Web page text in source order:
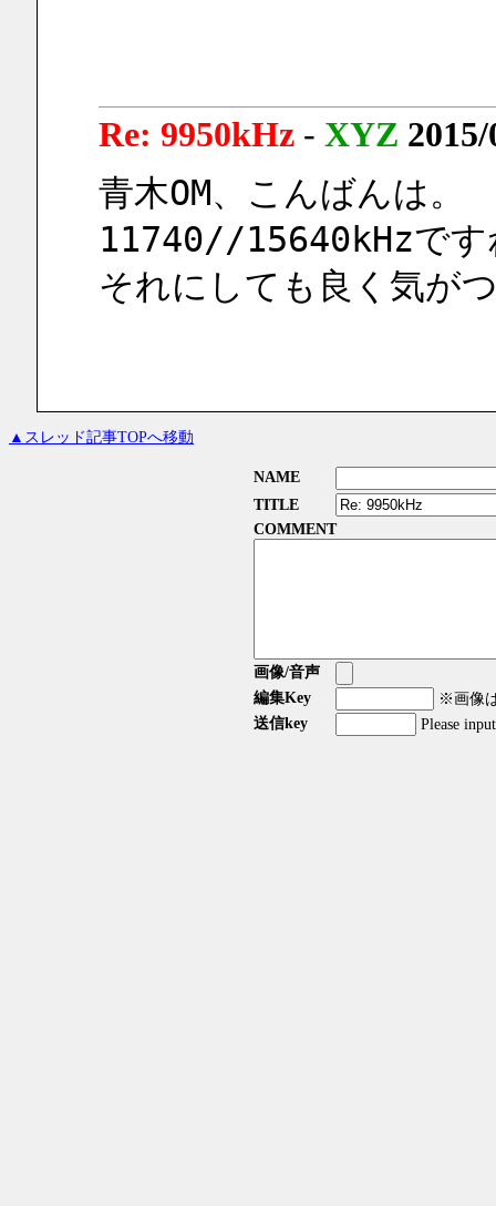
Re: 9950kHz- XYZ
青木OM、こんばんは。
11740//15640kHzです
それにしても良く気が
▲スレッド記事TOPへ移動
NAME
TITLE
COMMENT
画像/音声
編集Key
※画像
送信key
Please